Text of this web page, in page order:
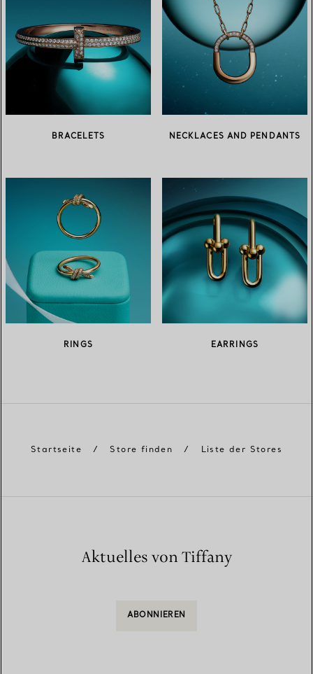
BRACELETS NECKLACES AND PENDANTS
RINGS EARRINGS
Startseite / Store finden / Liste der Stores
Aktuelles von Tiffany
ABONNIEREN